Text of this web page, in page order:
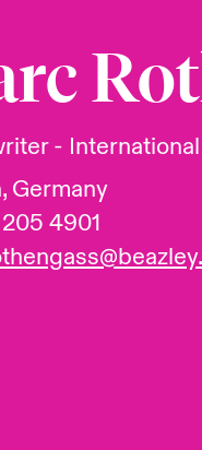
-
Germany
4901